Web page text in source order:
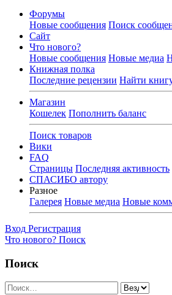
Форумы
Новые сообщения Поиск
Сайт
Что нового?
Новые сообщения Новые медиа
Книжная полка
Последние рецензии Найти
Магазин
Кошелек Пополнить баланс
Поиск товаров
Вики
FAQ
Страницы Последняя активность
СПАСИБО автору
Разное
Галерея Новые медиа Новые
Вход Регистрация
Что нового? Поиск
Поиск